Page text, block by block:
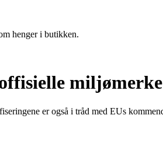
henger i butikken.
miljømerke
er også i tråd med EUs